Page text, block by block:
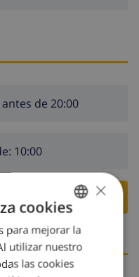
de 20:00
10:00
SPANISH
DUTCH
×
cookies
para mejorar la
utilizar nuestro
las cookies